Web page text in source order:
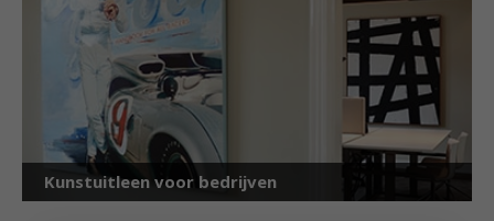
Kunstuitleen voor bedrijven